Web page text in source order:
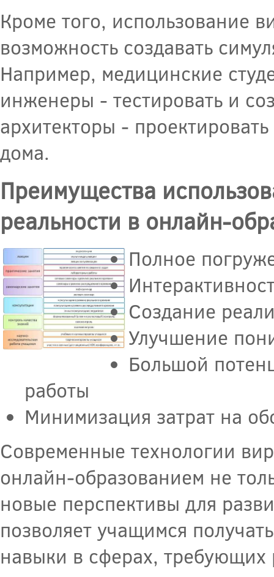
Кроме того, использование
возможность создавать
Например, медицинские
инженеры - тестировать и
архитекторы -
дома.
Преимущества
реальности в онлайн-
Полное
Создание
Улучшение
Большой
работы
Минимизация затрат на
Современные технологии
онлайн-образованием не
новые перспективы для
позволяет учащимся
навыки в сферах, требующих